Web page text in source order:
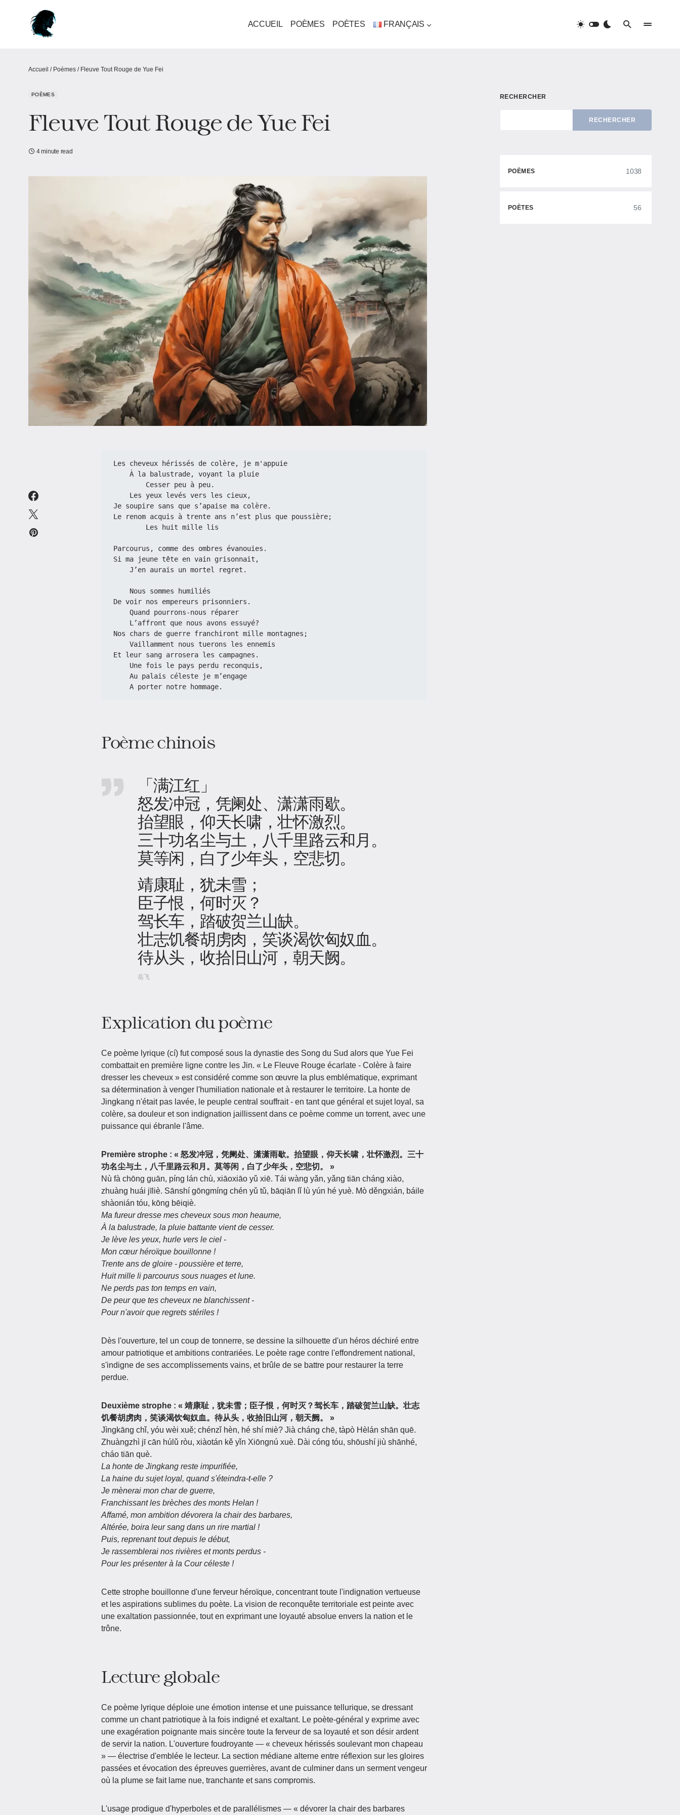
ACCUEIL POÈMES POÈTES FRANÇAIS
Accueil / Poèmes / Fleuve Tout Rouge de Yue Fei
POÈMES
Fleuve Tout Rouge de Yue Fei
4 minute read
Les cheveux hérissés de colère, je m'appuie
    À la balustrade, voyant la pluie
        Cesser peu à peu.
    Les yeux levés vers les cieux,
Je soupire sans que s’apaise ma colère.
Le renom acquis à trente ans n’est plus que poussière;
        Les huit mille lis
Parcourus, comme des ombres évanouies.
Si ma jeune tête en vain grisonnait,
    J’en aurais un mortel regret.
    Nous sommes humiliés
De voir nos empereurs prisonniers.
    Quand pourrons-nous réparer
    L’affront que nous avons essuyé?
Nos chars de guerre franchiront mille montagnes;
    Vaillamment nous tuerons les ennemis
Et leur sang arrosera les campagnes.
    Une fois le pays perdu reconquis,
    Au palais céleste je m’engage
    A porter notre hommage.
Poème chinois
「满江红」
怒发冲冠，凭阑处、潇潇雨歇。
抬望眼，仰天长啸，壮怀激烈。
三十功名尘与土，八千里路云和月。
莫等闲，白了少年头，空悲切。
靖康耻，犹未雪；
臣子恨，何时灭？
驾长车，踏破贺兰山缺。
壮志饥餐胡虏肉，笑谈渴饮匈奴血。
待从头，收拾旧山河，朝天阙。
岳飞
Explication du poème
Ce poème lyrique (cí) fut composé sous la dynastie des Song du Sud alors que Yue Fei
combattait en première ligne contre les Jin. « Le Fleuve Rouge écarlate - Colère à faire
dresser les cheveux » est considéré comme son œuvre la plus emblématique, exprimant
sa détermination à venger l'humiliation nationale et à restaurer le territoire. La honte de
Jingkang n'était pas lavée, le peuple central souffrait - en tant que général et sujet loyal, sa
colère, sa douleur et son indignation jaillissent dans ce poème comme un torrent, avec une
puissance qui ébranle l'âme.
Première strophe : « 怒发冲冠，凭阑处、潇潇雨歇。抬望眼，仰天长啸，壮怀激烈。三十
功名尘与土，八千里路云和月。莫等闲，白了少年头，空悲切。 »
Nù fà chōng guān, píng lán chù, xiāoxiāo yǔ xiē. Tái wàng yǎn, yǎng tiān cháng xiào,
zhuàng huái jīliè. Sānshí gōngmíng chén yǔ tǔ, bāqiān lǐ lù yún hé yuè. Mò děngxián, báile
shàonián tóu, kōng bēiqiè.
Ma fureur dresse mes cheveux sous mon heaume,
À la balustrade, la pluie battante vient de cesser.
Je lève les yeux, hurle vers le ciel -
Mon cœur héroïque bouillonne !
Trente ans de gloire - poussière et terre,
Huit mille li parcourus sous nuages et lune.
Ne perds pas ton temps en vain,
De peur que tes cheveux ne blanchissent -
Pour n'avoir que regrets stériles !
Dès l'ouverture, tel un coup de tonnerre, se dessine la silhouette d'un héros déchiré entre
amour patriotique et ambitions contrariées. Le poète rage contre l'effondrement national,
s'indigne de ses accomplissements vains, et brûle de se battre pour restaurer la terre
perdue.
Deuxième strophe : « 靖康耻，犹未雪；臣子恨，何时灭？驾长车，踏破贺兰山缺。壮志
饥餐胡虏肉，笑谈渴饮匈奴血。待从头，收拾旧山河，朝天阙。 »
Jìngkāng chǐ, yóu wèi xuě; chénzǐ hèn, hé shí miè? Jià cháng chē, tàpò Hèlán shān quē.
Zhuàngzhì jī cān húlǔ ròu, xiàotán kě yǐn Xiōngnú xuè. Dài cóng tóu, shōushí jiù shānhé,
cháo tiān què.
La honte de Jingkang reste impurifiée,
La haine du sujet loyal, quand s'éteindra-t-elle ?
Je mènerai mon char de guerre,
Franchissant les brèches des monts Helan !
Affamé, mon ambition dévorera la chair des barbares,
Altérée, boira leur sang dans un rire martial !
Puis, reprenant tout depuis le début,
Je rassemblerai nos rivières et monts perdus -
Pour les présenter à la Cour céleste !
Cette strophe bouillonne d'une ferveur héroïque, concentrant toute l'indignation vertueuse
et les aspirations sublimes du poète. La vision de reconquête territoriale est peinte avec
une exaltation passionnée, tout en exprimant une loyauté absolue envers la nation et le
trône.
Lecture globale
Ce poème lyrique déploie une émotion intense et une puissance tellurique, se dressant
comme un chant patriotique à la fois indigné et exaltant. Le poète-général y exprime avec
une exagération poignante mais sincère toute la ferveur de sa loyauté et son désir ardent
de servir la nation. L'ouverture foudroyante — « cheveux hérissés soulevant mon chapeau
» — électrise d'emblée le lecteur. La section médiane alterne entre réflexion sur les gloires
passées et évocation des épreuves guerrières, avant de culminer dans un serment vengeur
où la plume se fait lame nue, tranchante et sans compromis.
L'usage prodigue d'hyperboles et de parallélismes — « dévorer la chair des barbares
RECHERCHER
RECHERCHER
POÈMES 1038
POÈTES 56